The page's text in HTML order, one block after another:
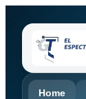
Home